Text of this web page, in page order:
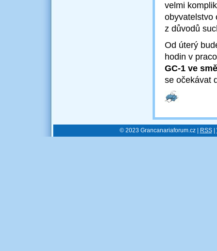
velmi
obyvatelstvo
z důvodů
Od úterý
hodin v
GC-1 ve
se očekávat
© 2023 Grancanariaforum.cz | RSS|